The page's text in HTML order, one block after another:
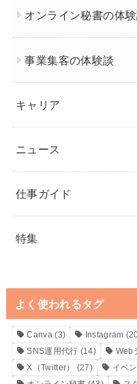
オンライン秘書の体
事業集客の体験談
キャリア
ニュース
仕事ガイド
特集
よく使われるタグ
Canva (3) Instagram
SNS運用代行 (14) Web
X（Twitter）
(27) イベ